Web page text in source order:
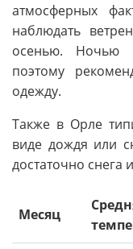
атмосферных
наблюдать
осенью. Ночью
поэтому
одежду.
Также в Орле
виде дождя или
достаточно
Месяц